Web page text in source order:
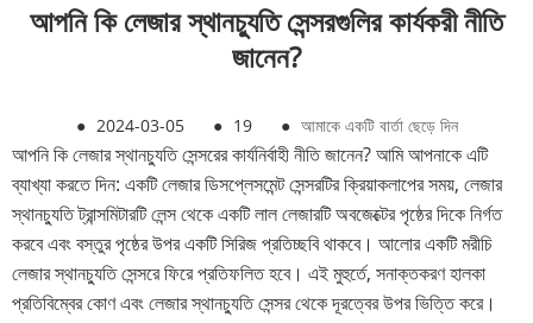
আপনি কি লেজার স্থানচ্যুতি সেন্সরগুলির কার্যকরী নীতি
জানেন?
● 2024-03-05 ● 19 ● আমাকে একটি বার্তা ছেড়ে দিন
আপনি কি লেজার স্থানচ্যুতি সেন্সরের কার্যনির্বাহী নীতি জানেন? আমি আপনাকে এটি
ব্যাখ্যা করতে দিন: একটি লেজার ডিসপ্লেসমেন্ট সেন্সরটির ক্রিয়াকলাপের সময়, লেজার
স্থানচ্যুতি ট্রান্সমিটারটি লেন্স থেকে একটি লাল লেজারটি অবজেক্টের পৃষ্ঠের দিকে নির্গত
করবে এবং বস্তুর পৃষ্ঠের উপর একটি সিরিজ প্রতিচ্ছবি থাকবে। আলোর একটি মরীচি
লেজার স্থানচ্যুতি সেন্সরে ফিরে প্রতিফলিত হবে। এই মুহুর্তে, সনাক্তকরণ হালকা
প্রতিবিম্বের কোণ এবং লেজার স্থানচ্যুতি সেন্সর থেকে দূরত্বের উপর ভিত্তি করে।